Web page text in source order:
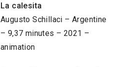
La calesita
Augusto Schillaci – Argentine
– 9,37 minutes – 2021 –
animation